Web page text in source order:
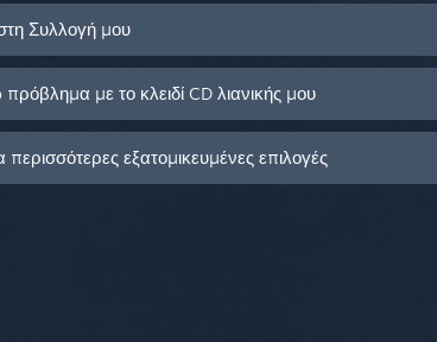
Συλλογή μου
με το κλειδί CD λιανικής μου
περισσότερες εξατομικευμένες επιλογές